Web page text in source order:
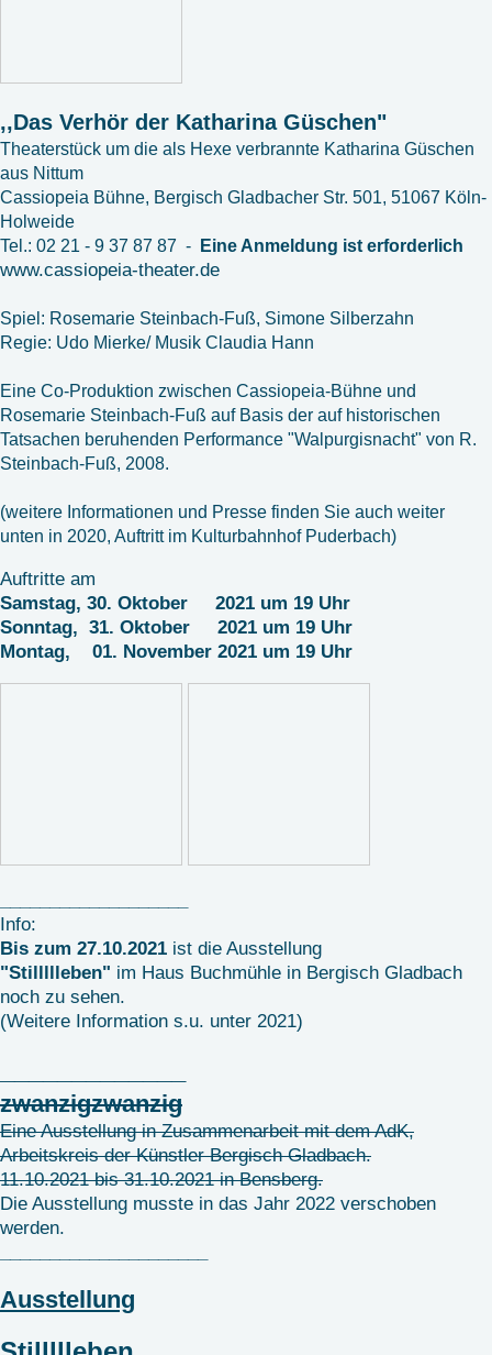
,,Das Verhör der Katharina Güschen"
Theaterstück um die als Hexe verbrannte Katharina Güschen
aus Nittum
Cassiopeia Bühne, Bergisch Gladbacher Str. 501, 51067 Köln-
Holweide
Tel.: 02 21 - 9 37 87 87 -
Eine Anmeldung ist erforderlich
www.cassiopeia-theater.de
Spiel: Rosemarie Steinbach-Fuß, Simone Silberzahn
Regie: Udo Mierke/ Musik Claudia Hann
Eine Co-Produktion zwischen Cassiopeia-Bühne und
Rosemarie Steinbach-Fuß auf Basis der auf historischen
Tatsachen beruhenden Performance "Walpurgisnacht" von R.
Steinbach-Fuß, 2008.
(weitere Informationen und Presse finden Sie auch weiter
unten in 2020, Auftritt im Kulturbahnhof Puderbach)
Auftritte am
Samstag, 30. Oktober 2021 um 19 Uhr
Sonntag, 31. Oktober 2021 um 19 Uhr
Montag, 01. November 2021 um 19 Uhr
Info:
Bis zum 27.10.2021 ist die Ausstellung
"Stillllleben" im Haus Buchmühle in Bergisch Gladbach
noch zu sehen.
(Weitere Information s.u. unter 2021)
zwanzigzwanzig
Eine Ausstellung in Zusammenarbeit mit dem AdK,
Arbeitskreis der Künstler Bergisch Gladbach.
11.10.2021 bis 31.10.2021 in Bensberg.
Die Ausstellung musste in das Jahr 2022 verschoben
werden.
Ausstellung